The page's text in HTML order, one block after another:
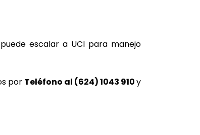
escalar a UCI para manejo
por Teléfono al (624) 1043 910y